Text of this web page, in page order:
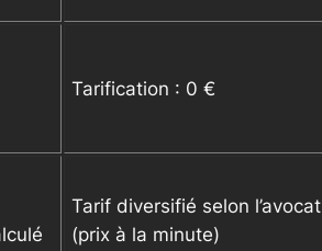
Tarification : 0 €
Tarif diversifié selon l’avocat
(prix à la minute)